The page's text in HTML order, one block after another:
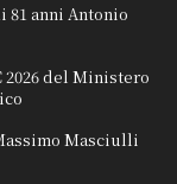
anni Antonio
2026 del Ministero
Masciulli